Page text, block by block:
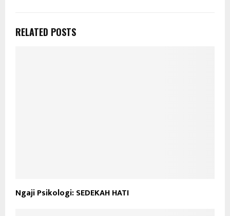
RELATED POSTS
Ngaji Psikologi: SEDEKAH HATI